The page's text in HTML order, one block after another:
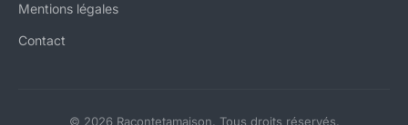
Mentions légales
Contact
© 2026 Racontetamaison. Tous droits réservés.